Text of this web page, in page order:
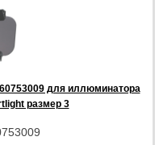
для иллюминатора
размер 3